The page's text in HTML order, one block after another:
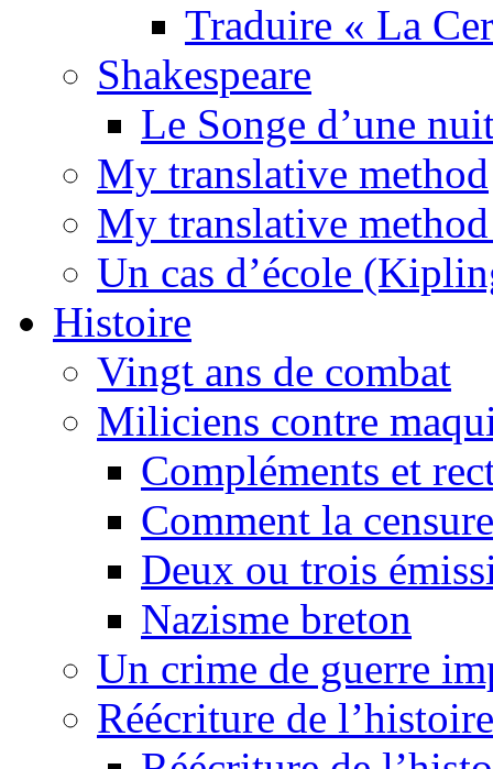
Traduire « La
Shakespeare
Le Songe d’une
My translative method
My translative
Un cas d’école
Histoire
Vingt ans de combat
Miliciens contre
Compléments et
Comment la
Deux ou trois
Nazisme breton
Un crime de guerre
Réécriture de